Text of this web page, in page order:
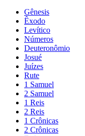
Gênesis
Êxodo
Levítico
Números
Deuteronômio
Josué
Juízes
Rute
1 Samuel
2 Samuel
1 Reis
2 Reis
1 Crônicas
2 Crônicas